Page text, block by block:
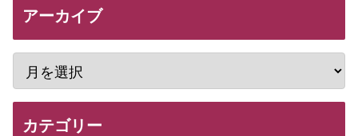
アーカイブ
カテゴリー